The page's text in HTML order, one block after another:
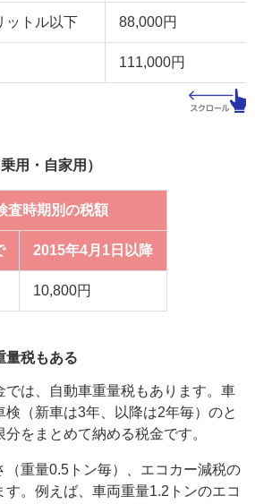
ットル以下 88,000円
111,000円
用・自家用）
査時期別の税額
2015年4月1日以降
10,800円
量税もある
では、自動車重量税もあります。車
（新車は3年、以降は2年毎）のと
をまとめて納める税金です。
（重量0.5トン毎）、エコカー減税の
。例えば、車両重量1.2トンのエコ